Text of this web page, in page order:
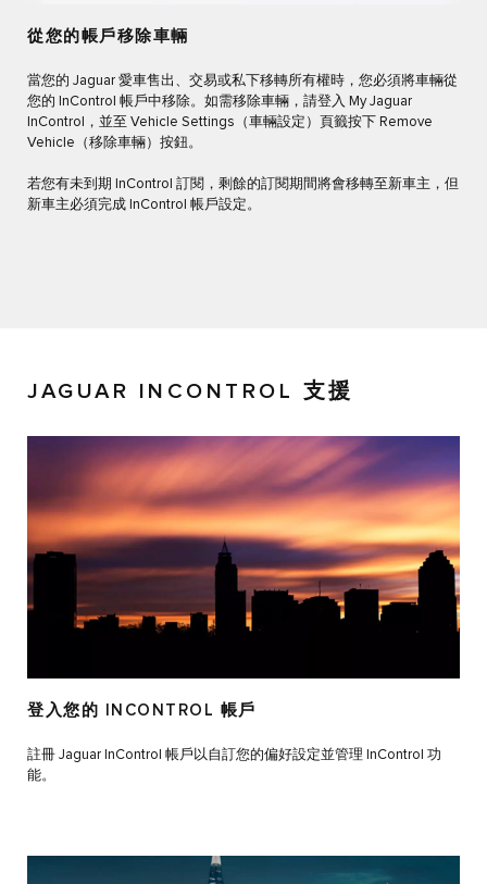
從您的帳戶移除車輛
當您的 Jaguar 愛車售出、交易或私下移轉所有權時，您必須將車輛從
您的 InControl 帳戶中移除。如需移除車輛，請登入 My Jaguar
InControl，並至 Vehicle Settings（車輛設定）頁籤按下 Remove
Vehicle（移除車輛）按鈕。
若您有未到期 InControl 訂閱，剩餘的訂閱期間將會移轉至新車主，但
新車主必須完成 InControl 帳戶設定。
JAGUAR INCONTROL 支援
登入您的 INCONTROL 帳戶
註冊 Jaguar InControl 帳戶以自訂您的偏好設定並管理 InControl 功
能。